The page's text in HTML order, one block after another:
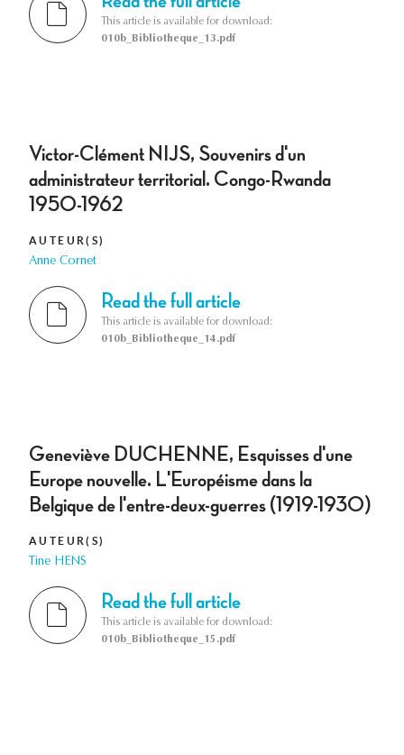
This article is available for download:
010b_Bibliotheque_13.pdf
Victor-Clément NIJS, Souvenirs d'un
administrateur territorial. Congo-Rwanda
1950-1962
AUTEUR(S)
Anne Cornet
Read the full article
This article is available for download:
010b_Bibliotheque_14.pdf
Geneviève DUCHENNE, Esquisses d'une
Europe nouvelle. L'Européisme dans la
Belgique de l'entre-deux-guerres (1919-1930)
AUTEUR(S)
Tine HENS
Read the full article
This article is available for download:
010b_Bibliotheque_15.pdf